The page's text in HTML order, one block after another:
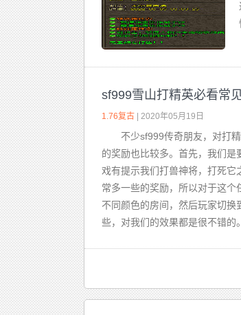
sf999雪山打精英必看常
1.76复古 | 2020年05月19日
不少sf999传奇朋友，对打
的奖励也比较多。首先，我们
戏有提示我们打兽神将，打死
常多一些的奖励，所以对于这个
不同颜色的房间，然后玩家切
些，对我们的效果都是很不错的